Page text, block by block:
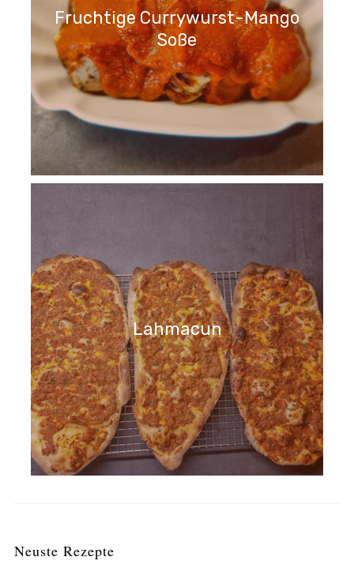
Fruchtige Currywurst-Mango
Soße
Lahmacun
Neuste Rezepte